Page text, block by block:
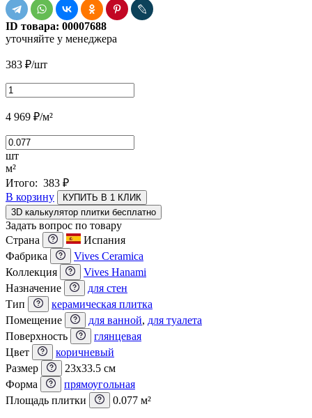
ID товара: 00007688
уточняйте у менеджера
383 ₽/шт
4 969 ₽/м²
шт
м²
Итого: 383 ₽
В корзину
КУПИТЬ В 1 КЛИК
3D калькулятор плитки бесплатно
Задать вопрос по товару
Страна
Испания
Фабрика
Vives Ceramica
Коллекция
Vives Hanami
Назначение
для стен
Тип
керамическая плитка
Помещение
для ванной, для туалета
Поверхность
глянцевая
Цвет
коричневый
Размер
23x33.5 см
Форма
прямоугольная
Площадь плитки
0.077 м²